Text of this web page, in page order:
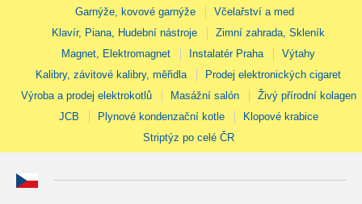
Garnýže, kovové garnýže
Včelařství a med
Klavír, Piana, Hudební nástroje
Zimní zahrada, Skleník
Magnet, Elektromagnet
Instalatér Praha
Výtahy
Kalibry, závitové kalibry, měřidla
Prodej elektronických cigaret
Výroba a prodej elektrokotlů
Masážní salón
Živý přírodní kolagen
JCB
Plynové kondenzační kotle
Klopové krabice
Striptýz po celé ČR